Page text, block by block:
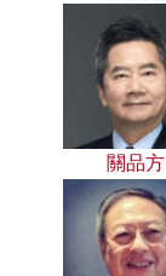
關品方